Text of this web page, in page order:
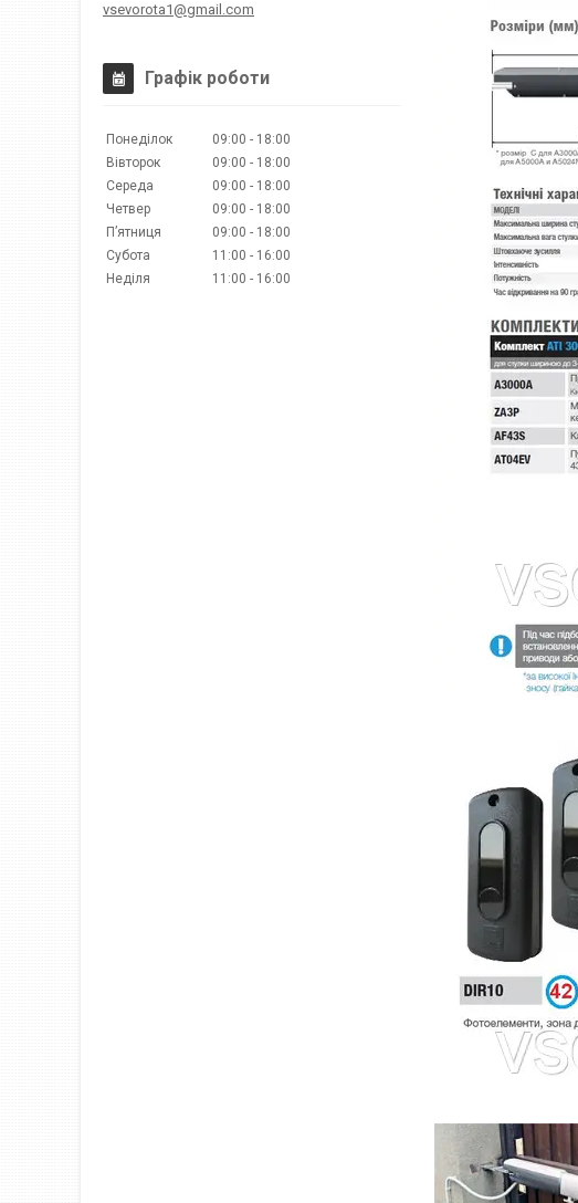
vsevorota1@gmail.com
Графік роботи
Понеділок 09:00
18:00
Вівторок
09:00
18:00
Середа
09:00
18:00
Четвер
09:00
18:00
Пʼятниця
09:00
18:00
Субота
11:00
16:00
Неділя
11:00 16:00